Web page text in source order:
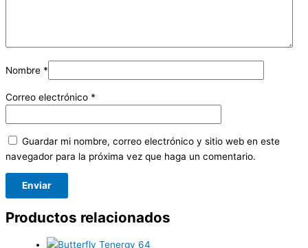
Nombre *
Correo electrónico *
Guardar mi nombre, correo electrónico y sitio web en este
navegador para la próxima vez que haga un comentario.
Productos relacionados